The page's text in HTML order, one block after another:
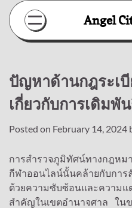
Skip
content
Angel
ปัญหาด้านกฎระเ
เกี่ยวกับการเดิมพั
Posted on February 14, 2024
การสำรวจภูมิทัศน์ทางกฎหม
กีฬาออนไลน์นั้นคล้ายกับการ
ด้วยความซับซ้อนและความแ
สำคัญในเขตอำนาจศาล ใน